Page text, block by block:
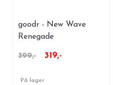
goodr - New Wave
Renegade
399,- 319,-
På lager